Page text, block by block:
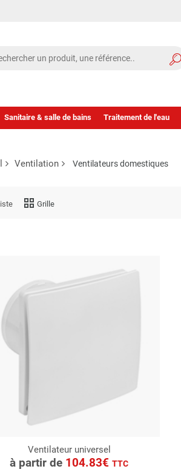
Sanitaire & salle de bains Traitement de l'eau
Ventilation Ventilateurs domestiques
Grille
Ventilateur universel
à partir de 104.83€TTC
CONSULTER